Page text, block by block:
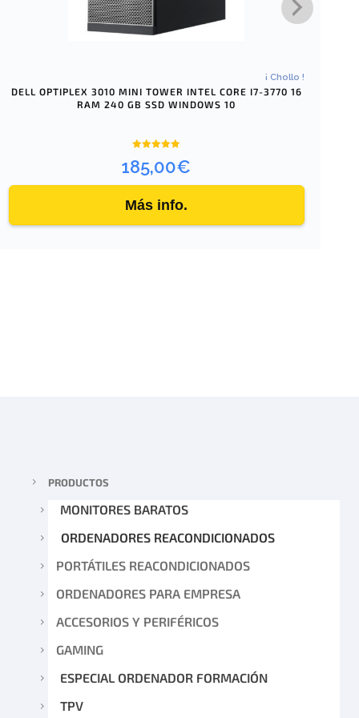
¡ Chollo !
DELL OPTIPLEX 3010 MINI TOWER INTEL CORE I7-3770 16
RAM 240 GB SSD WINDOWS 10
con
5.00
185,00€
Más info.
PRODUCTOS
MONITORES BARATOS
ORDENADORES REACONDICIONADOS
PORTÁTILES REACONDICIONADOS
ORDENADORES PARA EMPRESA
ACCESORIOS Y PERIFÉRICOS
GAMING
ESPECIAL ORDENADOR FORMACIÓN
TPV